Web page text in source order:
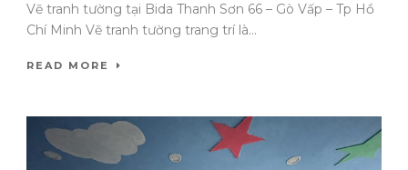
Vẽ tranh tường tại Bida Thanh Sơn 66 – Gò Vấp – Tp Hồ
Chí Minh Vẽ tranh tường trang trí là...
READ MORE